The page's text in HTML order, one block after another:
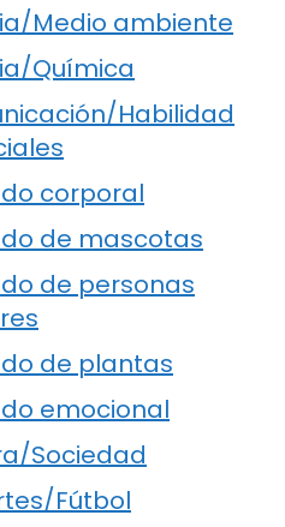
Medio ambiente
Química
Habilidad
corporal
de mascotas
de personas
de plantas
emocional
Sociedad
Fútbol